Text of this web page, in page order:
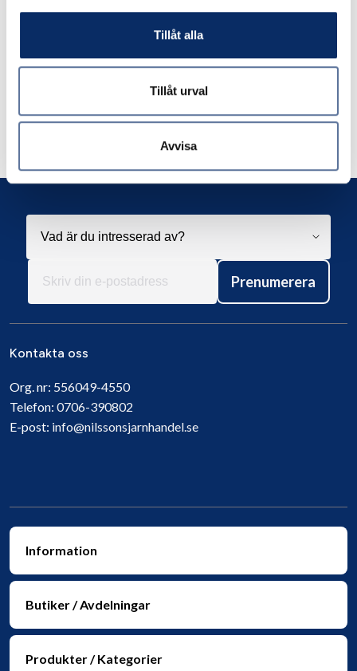
Tillåt alla
Tillåt urval
Avvisa
Liknande produkter
Andra har även tittat på
Prenumerera
Kontakta oss
Org. nr: 556049-4550
Telefon: 0706-390802
E-post: info@nilssonsjarnhandel.se
Information
Butiker / Avdelningar
Produkter / Kategorier